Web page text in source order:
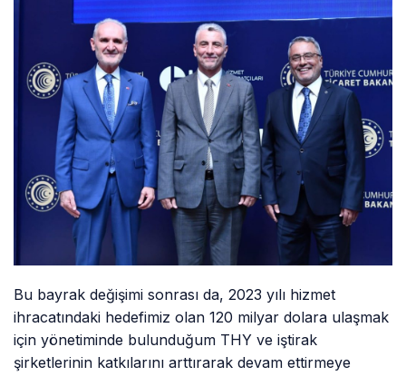
Bu bayrak değişimi sonrası da, 2023 yılı hizmet
ihracatındaki hedefimiz olan 120 milyar dolara ulaşmak
için yönetiminde bulunduğum THY ve iştirak
şirketlerinin katkılarını arttırarak devam ettirmeye